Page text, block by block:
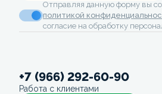
Отправляя данную форму вы
политикой
согласие на обработку
+7 (966) 292-60-90
Работа с клиентами